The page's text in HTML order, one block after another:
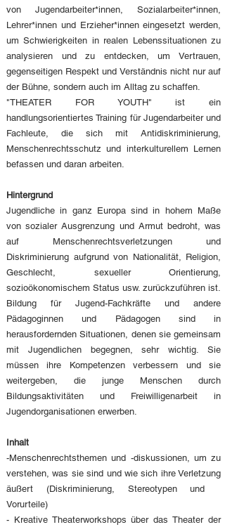
von Jugendarbeiter*innen, Sozialarbeiter*innen,
Lehrer*innen und Erzieher*innen eingesetzt werden,
um Schwierigkeiten in realen Lebenssituationen zu
analysieren und zu entdecken, um Vertrauen,
gegenseitigen Respekt und Verständnis nicht nur auf
der Bühne, sondern auch im Alltag zu schaffen.
"THEATER FOR YOUTH" ist ein
handlungsorientiertes Training für Jugendarbeiter und
Fachleute, die sich mit Antidiskriminierung,
Menschenrechtsschutz und interkulturellem Lernen
befassen und daran arbeiten.
Hintergrund
Jugendliche in ganz Europa sind in hohem Maße
von sozialer Ausgrenzung und Armut bedroht, was
auf Menschenrechtsverletzungen und
Diskriminierung aufgrund von Nationalität, Religion,
Geschlecht, sexueller Orientierung,
sozioökonomischem Status usw. zurückzuführen ist.
Bildung für Jugend-Fachkräfte und andere
Pädagoginnen und Pädagogen sind in
herausfordernden Situationen, denen sie gemeinsam
mit Jugendlichen begegnen, sehr wichtig. Sie
müssen ihre Kompetenzen verbessern und sie
weitergeben, die junge Menschen durch
Bildungsaktivitäten und Freiwilligenarbeit in
Jugendorganisationen erwerben.
Inhalt
-Menschenrechtsthemen und -diskussionen, um zu
verstehen, was sie sind und wie sich ihre Verletzung
äußert (Diskriminierung, Stereotypen und
Vorurteile)
- Kreative Theaterworkshops über das Theater der